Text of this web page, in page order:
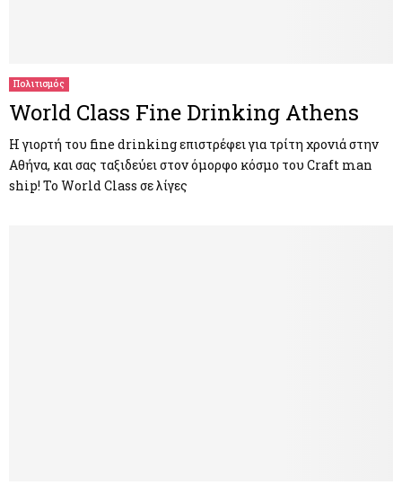
Πολιτισμός
World Class Fine Drinking Athens
H γιορτή του fine drinking επιστρέφει για τρίτη χρονιά στην
Αθήνα, και σας ταξιδεύει στον όμορφο κόσμο του Craft man
ship! Το World Class σε λίγες